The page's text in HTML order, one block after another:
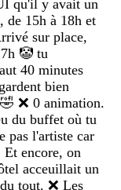
qu'il y avait un
de 15h à 18h et
sur place,
🤡 tu
40 minutes
bien
❌️ 0 animation.
du buffet où tu
pas l'artiste car
Et encore, on
acceuillait un
tout. ❌️ Les